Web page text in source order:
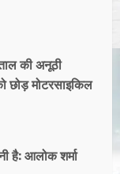
की अनूठी
छोड़ मोटरसाइकिल
है: आलोक शर्मा